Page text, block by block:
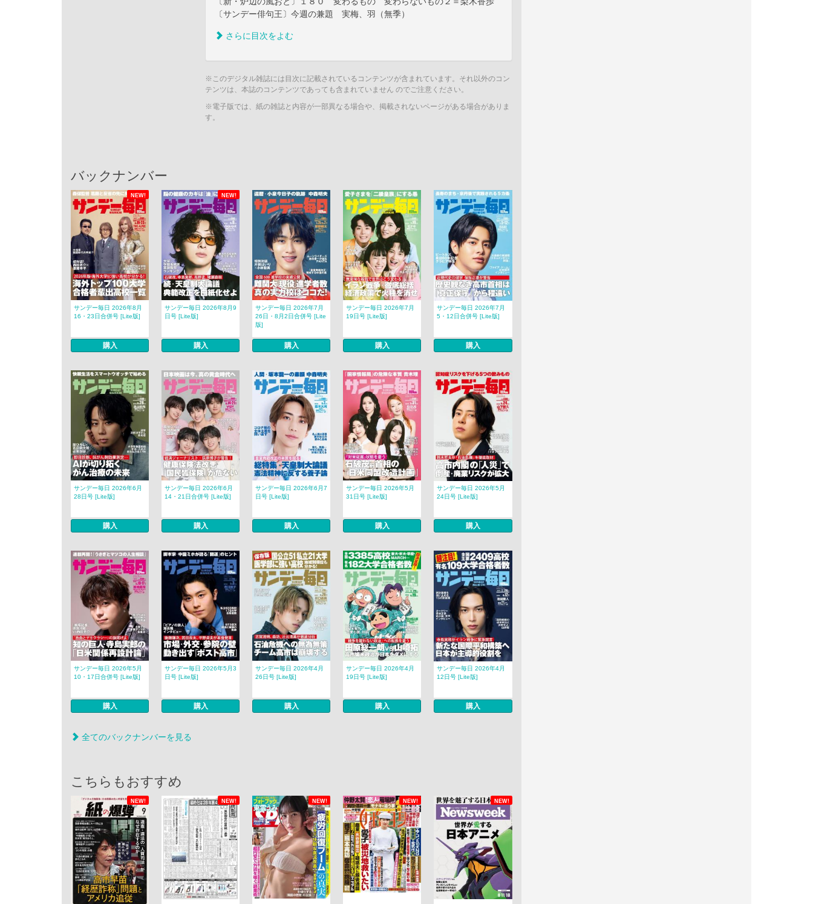
〔サンデー俳句王〕今週の兼題 実梅、羽（無季）
さらに目次をよむ
※このデジタル雑誌には目次に記載されているコンテンツが含まれています。それ以外のコン
テンツは、本誌のコンテンツであっても含まれていません のでご注意ください。
※電子版では、紙の雑誌と内容が一部異なる場合や、掲載されないページがある場合がありま
す。
バックナンバー
NEW! NEW!
サンデー毎日 2026年8月
16・23日合併号 [Lite版]
購入
サンデー毎日 2026年8月9
日号 [Lite版]
購入
サンデー毎日 2026年7月
26日・8月2日合併号 [Lite
版]
購入
サンデー毎日 2026年7月
19日号 [Lite版]
購入
サンデー毎日 2026年7月
5・12日合併号 [Lite版]
購入
サンデー毎日 2026年6月
28日号 [Lite版]
購入
サンデー毎日 2026年6月
14・21日合併号 [Lite版]
購入
サンデー毎日 2026年6月7
日号 [Lite版]
購入
サンデー毎日 2026年5月
31日号 [Lite版]
購入
サンデー毎日 2026年5月
24日号 [Lite版]
購入
サンデー毎日 2026年5月
10・17日合併号 [Lite版]
購入
サンデー毎日 2026年5月3
日号 [Lite版]
購入
サンデー毎日 2026年4月
26日号 [Lite版]
購入
サンデー毎日 2026年4月
19日号 [Lite版]
購入
サンデー毎日 2026年4月
12日号 [Lite版]
購入
全てのバックナンバーを見る
こちらもおすすめ
NEW! NEW! NEW! NEW! NEW!